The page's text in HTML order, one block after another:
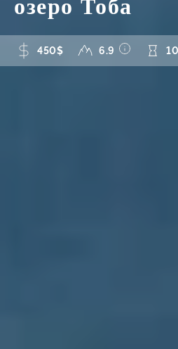
озеро Тоба
450$ 6.9